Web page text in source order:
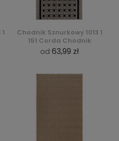
Chodnik Sznurkowy 1013 1
151 Corda Chodnik
od 63,99 zł